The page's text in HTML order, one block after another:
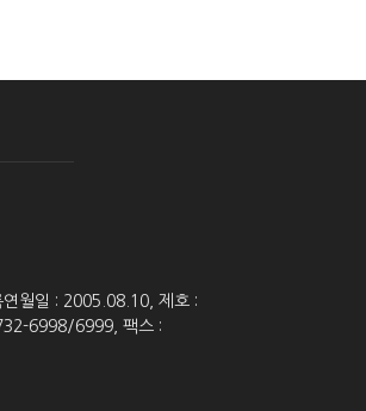
월일 : 2005.08.10, 제호 :
6998/6999, 팩스 :